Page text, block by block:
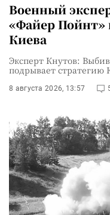
Военный
«Файер Пойнт»
Киева
Эксперт Кнутов:
подрывает стратегию
8 августа 2026, 13:57